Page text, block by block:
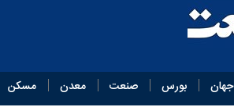
جهان بورس صنعت معدن مسکن